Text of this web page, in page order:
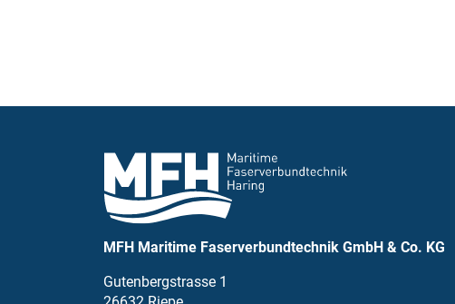
MFH Maritime Faserverbundtechnik GmbH & Co. KG
Gutenbergstrasse 1